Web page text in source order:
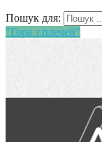
Пошук для:
"Гора з плечей"